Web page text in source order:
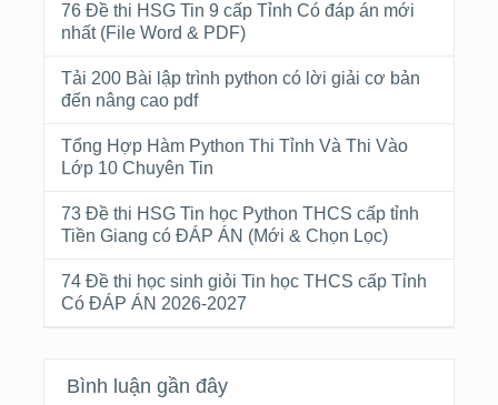
76 Đề thi HSG Tin 9 cấp Tỉnh Có đáp án mới
nhất (File Word & PDF)
Tải 200 Bài lập trình python có lời giải cơ bản
đến nâng cao pdf
Tổng Hợp Hàm Python Thi Tỉnh Và Thi Vào
Lớp 10 Chuyên Tin
73 Đề thi HSG Tin học Python THCS cấp tỉnh
Tiền Giang có ĐÁP ÁN (Mới & Chọn Lọc)
74 Đề thi học sinh giỏi Tin học THCS cấp Tỉnh
Có ĐÁP ÁN 2026-2027
Bình luận gần đây